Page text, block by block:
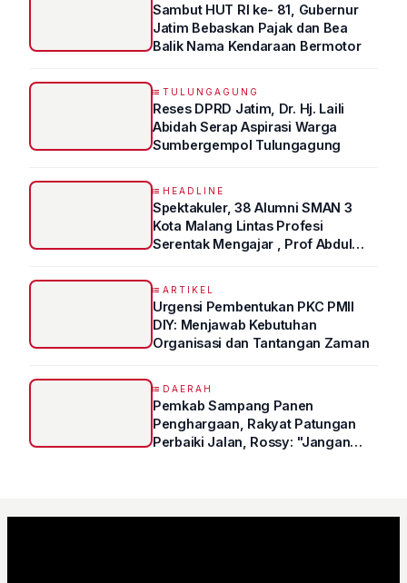
Sambut HUT RI ke- 81, Gubernur
Jatim Bebaskan Pajak dan Bea
Balik Nama Kendaraan Bermotor
TULUNGAGUNG
Reses DPRD Jatim, Dr. Hj. Laili
Abidah Serap Aspirasi Warga
Sumbergempol Tulungagung
HEADLINE
Spektakuler, 38 Alumni SMAN 3
Kota Malang Lintas Profesi
Serentak Mengajar , Prof Abdul
ARTIKEL
Urgensi Pembentukan PKC PMII
DIY: Menjawab Kebutuhan
Organisasi dan Tantangan Zaman
DAERAH
Pemkab Sampang Panen
Penghargaan, Rakyat Patungan
Perbaiki Jalan, Rossy: "Jangan